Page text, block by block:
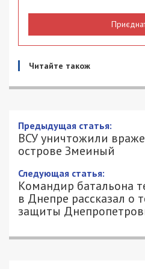
Читайте також
Предыдущая статья:
ВСУ уничтожили
острове Змеиный
Следующая статья:
Командир батальона
в Днепре рассказал о
защиты